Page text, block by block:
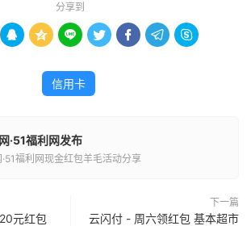
分享到
      
信用卡
·51福利网发布
福利网现金红包羊毛活动分享
元红包
下一篇
云闪付 - 周六领红包 基本超市